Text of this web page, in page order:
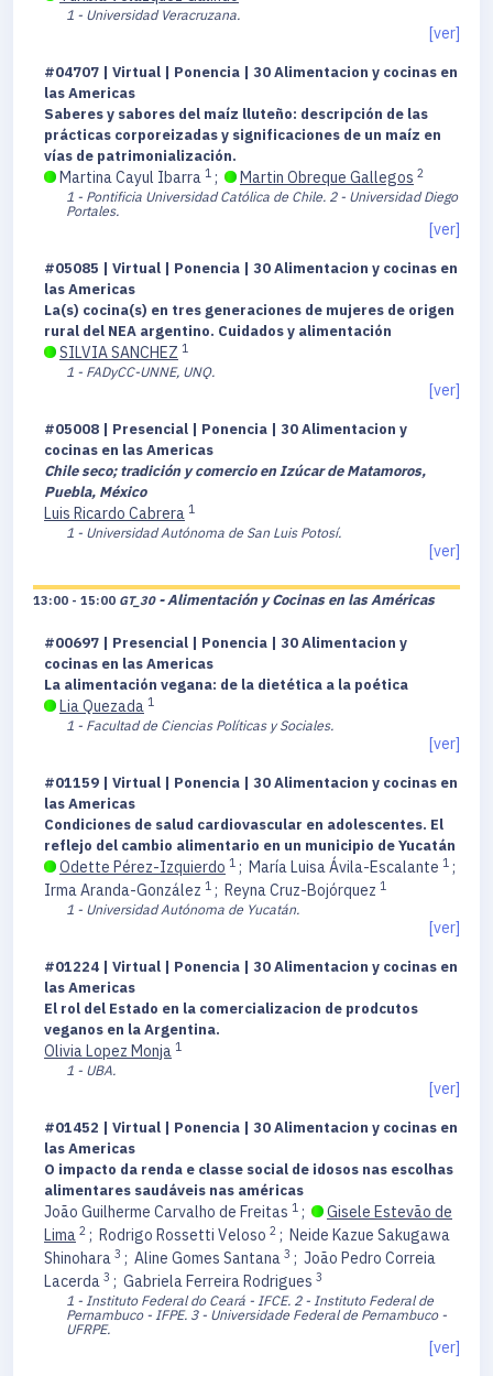
1 - Universidad Veracruzana.
[ver]
#04707 | Virtual | Ponencia | 30 Alimentacion y cocinas en
las Americas
Saberes y sabores del maíz lluteño: descripción de las
prácticas corporeizadas y significaciones de un maíz en
vías de patrimonialización.
Martina Cayul Ibarra 1 ; Martin Obreque Gallegos 2
1 - Pontificia Universidad Católica de Chile. 2 - Universidad Diego
Portales.
[ver]
#05085 | Virtual | Ponencia | 30 Alimentacion y cocinas en
las Americas
La(s) cocina(s) en tres generaciones de mujeres de origen
rural del NEA argentino. Cuidados y alimentación
SILVIA SANCHEZ 1
1 - FADyCC-UNNE, UNQ.
[ver]
#05008 | Presencial | Ponencia | 30 Alimentacion y
cocinas en las Americas
Chile seco; tradición y comercio en Izúcar de Matamoros,
Puebla, México
Luis Ricardo Cabrera 1
1 - Universidad Autónoma de San Luis Potosí.
[ver]
13:00 - 15:00 GT_30 - Alimentación y Cocinas en las Américas
#00697 | Presencial | Ponencia | 30 Alimentacion y
cocinas en las Americas
La alimentación vegana: de la dietética a la poética
Lia Quezada 1
1 - Facultad de Ciencias Políticas y Sociales.
[ver]
#01159 | Virtual | Ponencia | 30 Alimentacion y cocinas en
las Americas
Condiciones de salud cardiovascular en adolescentes. El
reflejo del cambio alimentario en un municipio de Yucatán
Odette Pérez-Izquierdo 1 ; María Luisa Ávila-Escalante 1 ;
Irma Aranda-González 1 ; Reyna Cruz-Bojórquez 1
1 - Universidad Autónoma de Yucatán.
[ver]
#01224 | Virtual | Ponencia | 30 Alimentacion y cocinas en
las Americas
El rol del Estado en la comercializacion de prodcutos
veganos en la Argentina.
Olivia Lopez Monja 1
1 - UBA.
[ver]
#01452 | Virtual | Ponencia | 30 Alimentacion y cocinas en
las Americas
O impacto da renda e classe social de idosos nas escolhas
alimentares saudáveis nas américas
João Guilherme Carvalho de Freitas 1 ;
Gisele Estevão de
Lima 2 ; Rodrigo Rossetti Veloso 2 ; Neide Kazue Sakugawa
Shinohara 3 ; Aline Gomes Santana 3 ; João Pedro Correia
Lacerda 3 ; Gabriela Ferreira Rodrigues 3
1 - Instituto Federal do Ceará - IFCE. 2 - Instituto Federal de
Pernambuco - IFPE. 3 - Universidade Federal de Pernambuco -
UFRPE.
[ver]